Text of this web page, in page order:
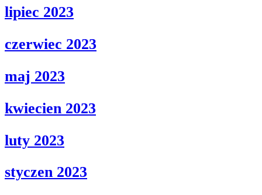
lipiec 2023
czerwiec 2023
maj 2023
kwiecien 2023
luty 2023
styczen 2023